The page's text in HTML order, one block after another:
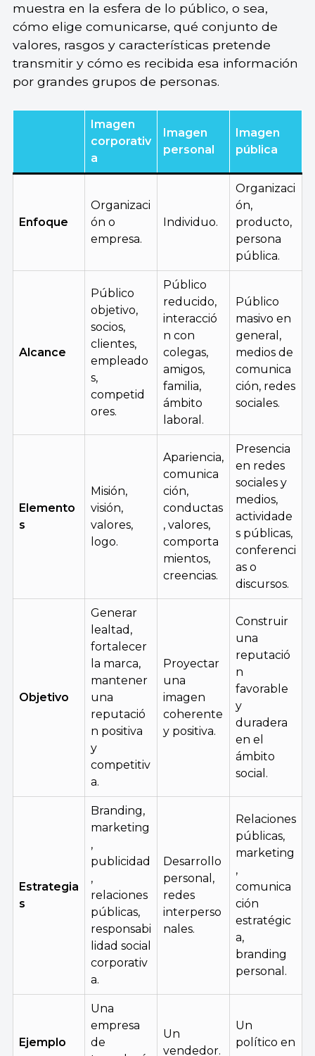
muestra en la esfera de lo público, o sea,
cómo elige comunicarse, qué conjunto de
valores, rasgos y características pretende
transmitir y cómo es recibida esa información
por grandes grupos de personas.
Imagen
corporativ
a
Imagen
personal
Imagen
pública
Enfoque
Organizaci
ón o
empresa.
Individuo.
Organizaci
ón,
producto,
persona
pública.
Alcance
Público
objetivo,
socios,
clientes,
empleado
s,
competid
ores.
Público
reducido,
interacció
n con
colegas,
amigos,
familia,
ámbito
laboral.
Público
masivo en
general,
medios de
comunica
ción, redes
sociales.
Elemento
s
Misión,
visión,
valores,
logo.
Apariencia,
comunica
ción,
conductas
, valores,
comporta
mientos,
creencias.
Presencia
en redes
sociales y
medios,
actividade
s públicas,
conferenci
as o
discursos.
Objetivo
Generar
lealtad,
fortalecer
la marca,
mantener
una
reputació
n positiva
y
competitiv
a.
Proyectar
una
imagen
coherente
y positiva.
Construir
una
reputació
n
favorable
y
duradera
en el
ámbito
social.
Estrategia
s
Branding,
marketing
,
publicidad
,
relaciones
públicas,
responsabi
lidad social
corporativ
a.
Desarrollo
personal,
redes
interperso
nales.
Relaciones
públicas,
marketing
,
comunica
ción
estratégic
a,
branding
personal.
Ejemplo
Una
empresa
de
Un
vendedor.
Un
político en